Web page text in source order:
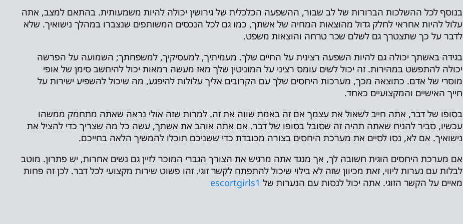
בנוסף לכל ההשלכות הברורות של לב שבור, ההשפעה הכלכלית של גירושין יכולה להיות משמעותית. בהתאם למצב, אתה
עלול להיות אחראי לחלק גדול מהוצאות המחיה של אשתך, כמו גם לכל הנכסים המשותפים שנצברו במהלך נישואיך. שלא
לדבר על כך שתצטרך גם לשלם שכר טרחה והוצאות משפט.
בגידה באשתך יכולה גם להיות השפעה רצינית על החיים שלך. מעמיתיך, למעסיקיך, למשפחתך; השמועה על הפרשה
יכולה להתפשט במהירות. זה יכול לשים עומס רציני על המוניטין שלך מאז מעשה רמאות יכול להיחשב סימן של אופי
מוסרי של אדם. כתוצאה מכך, מערכות היחסים שלך עם הקרובים אליך עלולות להיפגע, מה שיכול להשפיע ישירות על
חייך האישיים והמקצועיים כאחד.
בסופו של דבר, אתה חייב לשאול את עצמך אם זה באמת שווה את זה. למרות שזה אולי נראה שאתה מתחמק ממשהו
עכשיו, סביר להניח שאתה תהיה זה שסובל בסופו של דבר. אם אתה אוהב את אשתך, עשה כל מה שצריך כדי להציל את
נישואיך. אם לא, נסו לסיים את מערכת היחסים בצורה מכובדת כדי ששניכם תוכלו להמשיך הלאה בחייכם.
אם מערכת היחסים הוגית חשובה לך, אך מנגד אתה מרגיש את הצורך הגברי המוכר לזיין גם נשים אחרות, יש פתרון. מוטב
לבלות עם נערות ליווי, זאת מכיוון שזה לא בילוי שיכול להתפתח לקשר זוגי. זהו פשוט שירות מקצועי לכל דבר. לכן זה פחות
מאיים על הקשר הזוגי. אתה יכול לנסות עם הנערות של